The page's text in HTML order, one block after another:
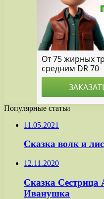
Популярные статьи
11.05.2021
Сказка волк и
12.11.2020
Сказка Сестрица
Иванушка